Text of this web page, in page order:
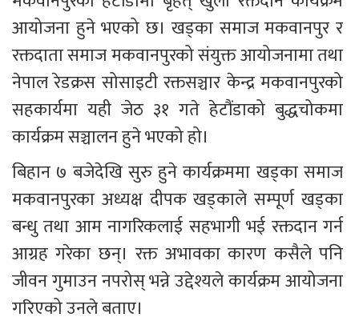
आयोजना हुने भएको छ। खड्का समाज मकवानपुर र
रक्तदाता समाज मकवानपुरको संयुक्त आयोजनामा तथा
नेपाल रेडक्रस सोसाइटी रक्तसञ्चार केन्द्र मकवानपुरको
सहकार्यमा यही जेठ ३१ गते हेटौंडाको बुद्धचोकमा
कार्यक्रम सञ्चालन हुने भएको हो।
बिहान ७ बजेदेखि सुरु हुने कार्यक्रममा खड्का समाज
मकवानपुरका अध्यक्ष दीपक खड्काले सम्पूर्ण खड्का
बन्धु तथा आम नागरिकलाई सहभागी भई रक्तदान गर्न
आग्रह गरेका छन्। रक्त अभावका कारण कसैले पनि
जीवन गुमाउन नपरोस् भन्ने उद्देश्यले कार्यक्रम आयोजना
गरिएको उनले बताए।